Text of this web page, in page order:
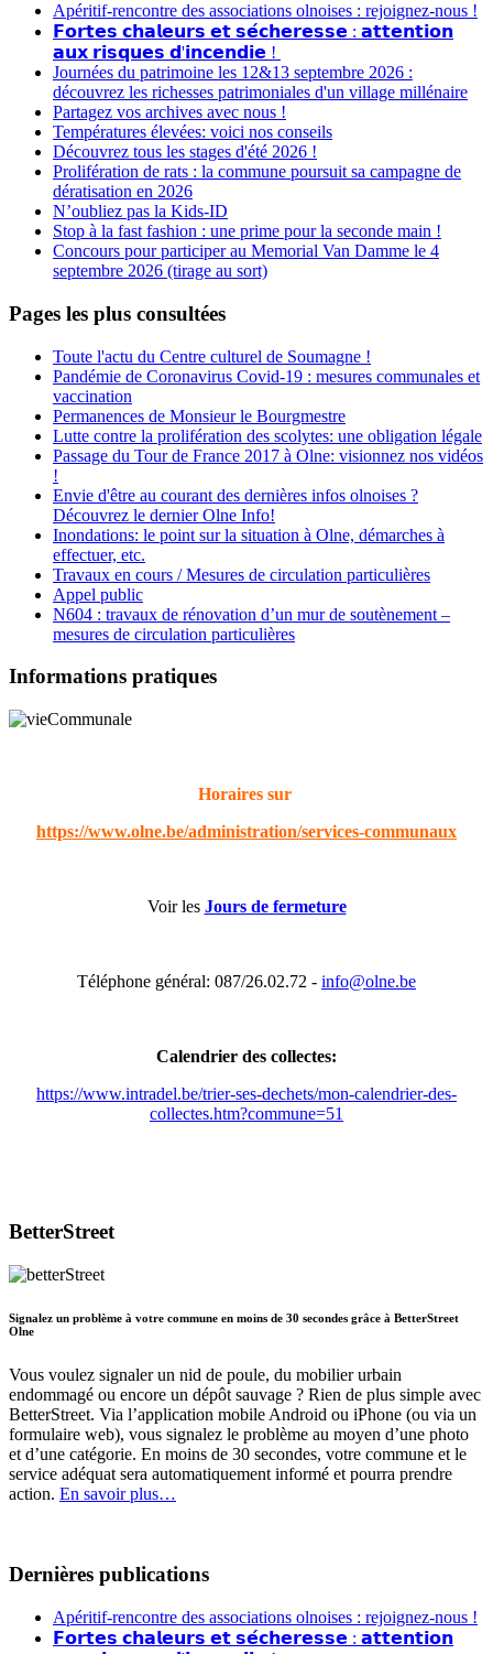
Apéritif-rencontre des associations olnoises : rejoignez-nous !
𝗙𝗼𝗿𝘁𝗲𝘀 𝗰𝗵𝗮𝗹𝗲𝘂𝗿𝘀 𝗲𝘁 𝘀𝗲́𝗰𝗵𝗲𝗿𝗲𝘀𝘀𝗲 : 𝗮𝘁𝘁𝗲𝗻𝘁𝗶𝗼𝗻
𝗮𝘂𝘅 𝗿𝗶𝘀𝗾𝘂𝗲𝘀 𝗱'𝗶𝗻𝗰𝗲𝗻𝗱𝗶𝗲 !
Journées du patrimoine les 12&13 septembre 2026 :
découvrez les richesses patrimoniales d'un village millénaire
Partagez vos archives avec nous !
Températures élevées: voici nos conseils
Découvrez tous les stages d'été 2026 !
Prolifération de rats : la commune poursuit sa campagne de
dératisation en 2026
N’oubliez pas la Kids-ID
Stop à la fast fashion : une prime pour la seconde main !
Concours pour participer au Memorial Van Damme le 4
septembre 2026 (tirage au sort)
Pages les plus consultées
Toute l'actu du Centre culturel de Soumagne !
Pandémie de Coronavirus Covid-19 : mesures communales et
vaccination
Permanences de Monsieur le Bourgmestre
Lutte contre la prolifération des scolytes: une obligation légale
Passage du Tour de France 2017 à Olne: visionnez nos vidéos
!
Envie d'être au courant des dernières infos olnoises ?
Découvrez le dernier Olne Info!
Inondations: le point sur la situation à Olne, démarches à
effectuer, etc.
Travaux en cours / Mesures de circulation particulières
Appel public
N604 : travaux de rénovation d’un mur de soutènement –
mesures de circulation particulières
Informations pratiques
Horaires sur
https://www.olne.be/administration/services-communaux
Voir les Jours de fermeture
Téléphone général: 087/26.02.72 - info@olne.be
Calendrier des collectes:
https://www.intradel.be/trier-ses-dechets/mon-calendrier-des-
collectes.htm?commune=51
BetterStreet
Signalez un problème à votre commune en moins de 30 secondes grâce à BetterStreet
Olne
Vous voulez signaler un nid de poule, du mobilier urbain
endommagé ou encore un dépôt sauvage ? Rien de plus simple avec
BetterStreet. Via l’application mobile Android ou iPhone (ou via un
formulaire web), vous signalez le problème au moyen d’une photo
et d’une catégorie. En moins de 30 secondes, votre commune et le
service adéquat sera automatiquement informé et pourra prendre
action. En savoir plus…
Dernières publications
Apéritif-rencontre des associations olnoises : rejoignez-nous !
𝗙𝗼𝗿𝘁𝗲𝘀 𝗰𝗵𝗮𝗹𝗲𝘂𝗿𝘀 𝗲𝘁 𝘀𝗲́𝗰𝗵𝗲𝗿𝗲𝘀𝘀𝗲 : 𝗮𝘁𝘁𝗲𝗻𝘁𝗶𝗼𝗻